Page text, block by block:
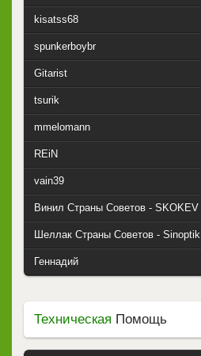
kisatss68
spunkerboybr
Gitarist
tsurik
mmelomann
REiN
vain39
Винил Страны Советов - SKOKEV
Шеллак Страны Советов - Sinoptik
Геннадий
Техническая Помощь